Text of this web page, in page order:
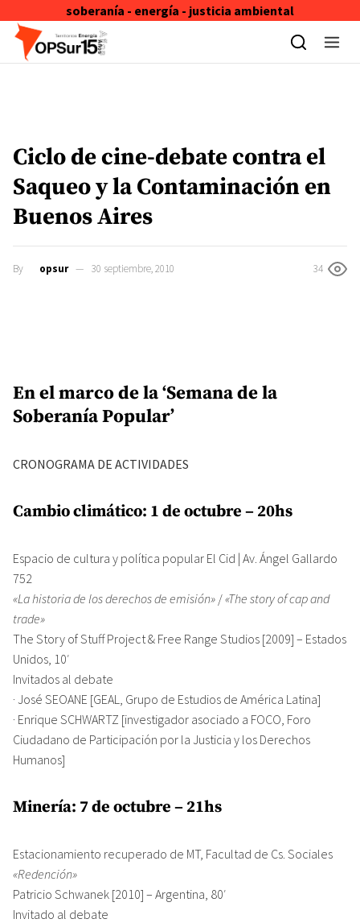
soberanía - energía - justicia ambiental
Skip to content
Ciclo de cine-debate contra el
Saqueo y la Contaminación en
Buenos Aires
By opsur 30 septiembre, 2010 34
En el marco de la ‘Semana de la
Soberanía Popular’
CRONOGRAMA DE ACTIVIDADES
Cambio climático: 1 de octubre – 20hs
Espacio de cultura y política popular El Cid | Av. Ángel Gallardo
752
«La historia de los derechos de emisión» /«The story of cap and
trade»
The Story of Stuff Project & Free Range Studios [2009] – Estados
Unidos, 10′
Invitados al debate
· José SEOANE [GEAL, Grupo de Estudios de América Latina]
· Enrique SCHWARTZ [investigador asociado a FOCO, Foro
Ciudadano de Participación por la Justicia y los Derechos
Humanos]
Minería: 7 de octubre – 21hs
Estacionamiento recuperado de MT, Facultad de Cs. Sociales
«Redención»
Patricio Schwanek [2010] – Argentina, 80′
Invitado al debate